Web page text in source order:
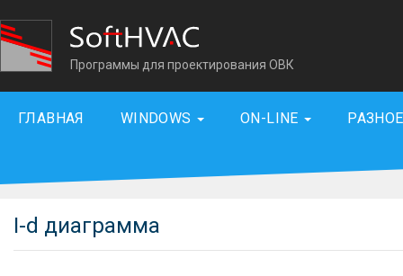
Программы для проектирования ОВК
ГЛАВНАЯ WINDOWS ON-LINE
I-d диаграмма